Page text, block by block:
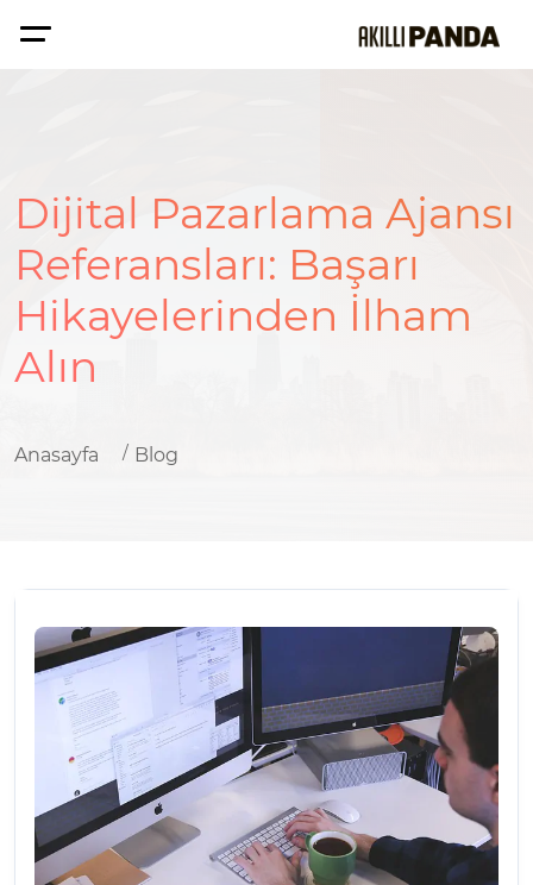
Dijital Pazarlama Ajansı
Referansları: Başarı
Hikayelerinden İlham
Alın
Anasayfa Blog